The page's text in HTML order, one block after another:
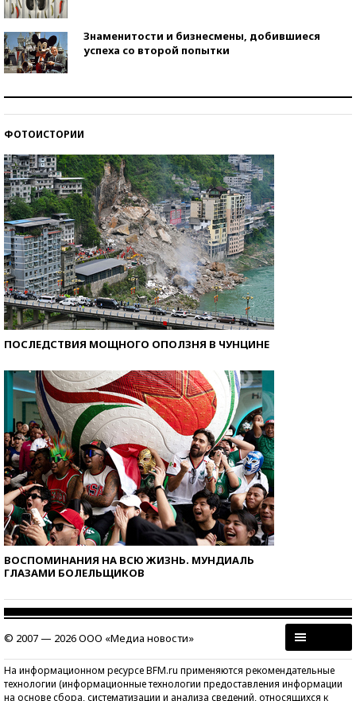
Знаменитости и бизнесмены, добившиеся
успеха со второй попытки
ФОТОИСТОРИИ
ПОСЛЕДСТВИЯ МОЩНОГО ОПОЛЗНЯ В ЧУНЦИНЕ
ВОСПОМИНАНИЯ НА ВСЮ ЖИЗНЬ. МУНДИАЛЬ
ГЛАЗАМИ БОЛЕЛЬЩИКОВ
© 2007 — 2026 ООО «Медиа новости»
На информационном ресурсе BFM.ru применяются рекомендательные
технологии (информационные технологии предоставления информации
на основе сбора, систематизации и анализа сведений, относящихся к